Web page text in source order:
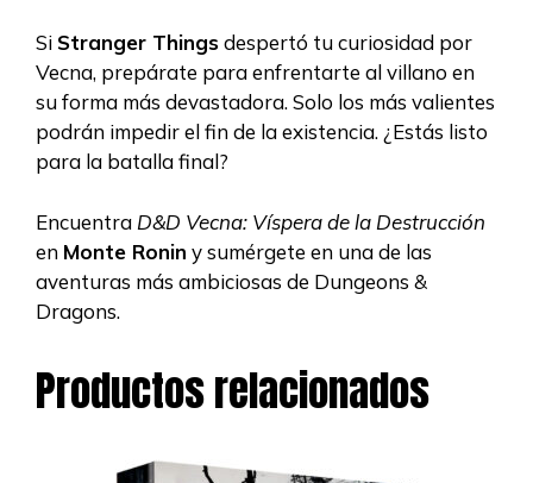
Si Stranger Thingsdespertó tu curiosidad por
Vecna, prepárate para enfrentarte al villano en
su forma más devastadora. Solo los más valientes
podrán impedir el fin de la existencia. ¿Estás listo
para la batalla final?
Encuentra D&D Vecna: Víspera de la Destrucción
en Monte Ronin y sumérgete en una de las
aventuras más ambiciosas de Dungeons &
Dragons.
Productos relacionados